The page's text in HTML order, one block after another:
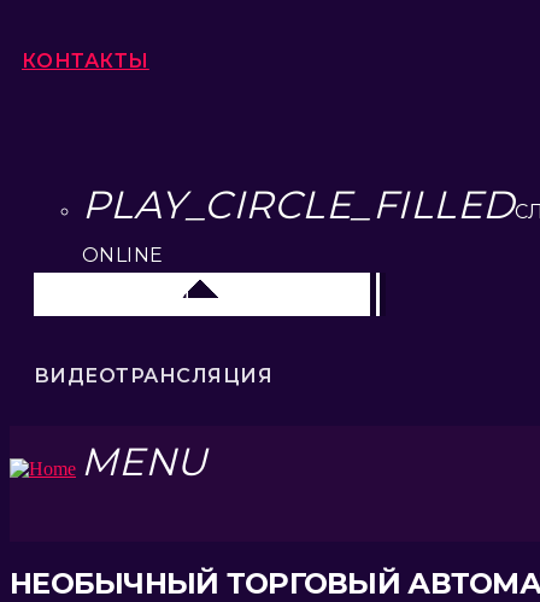
КОНТАКТЫ
PLAY_CIRCLE_FILLED
ONLINE
Липецк 104.2 FM
ВИДЕОТРАНСЛЯЦИЯ
MENU
НЕОБЫЧНЫЙ ТОРГОВЫЙ